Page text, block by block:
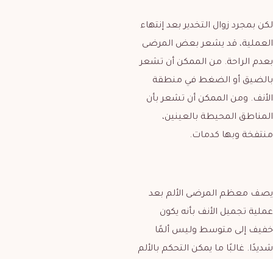
لكن بمجرد زوال التخدير بعد إنتهاء
العملية، قد يشعر بعض المرضى
بعدم الراحة. من الممكن أن تشعر
بالضيق أو الضغط في منطقة
الأنف. ومن الممكن أن تشعر بأن
المناطق المحيطة بالعينين،
منتفخة وبها كدمات.
يصف معظم المرضى الألم بعد
عملية تجميل الأنف بأنه يكون
خفيف إلى متوسط ​​وليس ألمًا
شديدًا. غالبًا ما يمكن التحكم بالألم